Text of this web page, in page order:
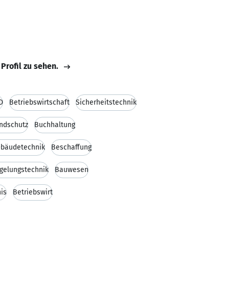
zu sehen.
Betriebswirtschaft Sicherheitstechnik
Buchhaltung
Beschaffung
Bauwesen
Betriebswirt